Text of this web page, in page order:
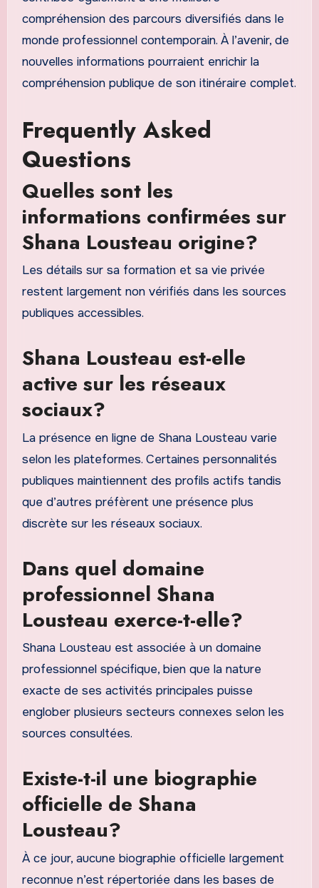
compréhension des parcours diversifiés dans le
monde professionnel contemporain. À l’avenir, de
nouvelles informations pourraient enrichir la
compréhension publique de son itinéraire complet.
Frequently Asked
Questions
Quelles sont les
informations confirmées sur
Shana Lousteau origine?
Les détails sur sa formation et sa vie privée
restent largement non vérifiés dans les sources
publiques accessibles.
Shana Lousteau est-elle
active sur les réseaux
sociaux?
La présence en ligne de Shana Lousteau varie
selon les plateformes. Certaines personnalités
publiques maintiennent des profils actifs tandis
que d’autres préfèrent une présence plus
discrète sur les réseaux sociaux.
Dans quel domaine
professionnel Shana
Lousteau exerce-t-elle?
Shana Lousteau est associée à un domaine
professionnel spécifique, bien que la nature
exacte de ses activités principales puisse
englober plusieurs secteurs connexes selon les
sources consultées.
Existe-t-il une biographie
officielle de Shana
Lousteau?
À ce jour, aucune biographie officielle largement
reconnue n’est répertoriée dans les bases de